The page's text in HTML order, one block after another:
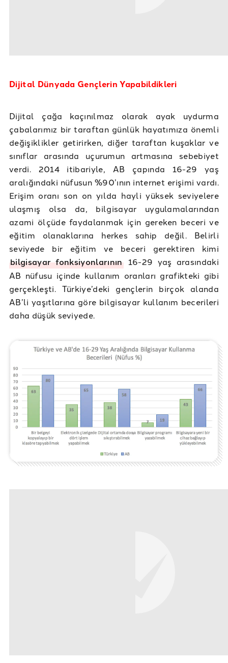
Dijital Dünyada Gençlerin Yapabildikleri
Dijital çağa kaçınılmaz olarak ayak uydurma
çabalarımız bir taraftan günlük hayatımıza önemli
değişiklikler getirirken, diğer taraftan kuşaklar ve
sınıflar arasında uçurumun artmasına sebebiyet
verdi. 2014 itibariyle, AB çapında 16-29 yaş
aralığındaki nüfusun %90’ının internet erişimi vardı.
Erişim oranı son on yılda hayli yüksek seviyelere
ulaşmış olsa da, bilgisayar uygulamalarından
azami ölçüde faydalanmak için gereken beceri ve
eğitim olanaklarına herkes sahip değil. Belirli
seviyede bir eğitim ve beceri gerektiren kimi
bilgisayar fonksiyonlarının16-29 yaş arasındaki
AB nüfusu içinde kullanım oranları grafikteki gibi
gerçekleşti. Türkiye’deki gençlerin birçok alanda
AB’li yaşıtlarına göre bilgisayar kullanım becerileri
daha düşük seviyede.